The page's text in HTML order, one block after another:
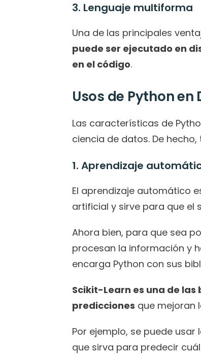
3. Lenguaje multiforma
puede ser ejecutado en
en el código.
Usos de Python en
Las características de
ciencia de datos. De
1. Aprendizaje
El aprendizaje automático
artificial y sirve para que el
Ahora bien, para que sea
procesan la información y
encarga Python con sus
Scikit-Learn es una de
predicciones que mejoran
Por ejemplo, se puede
que sirva para predecir